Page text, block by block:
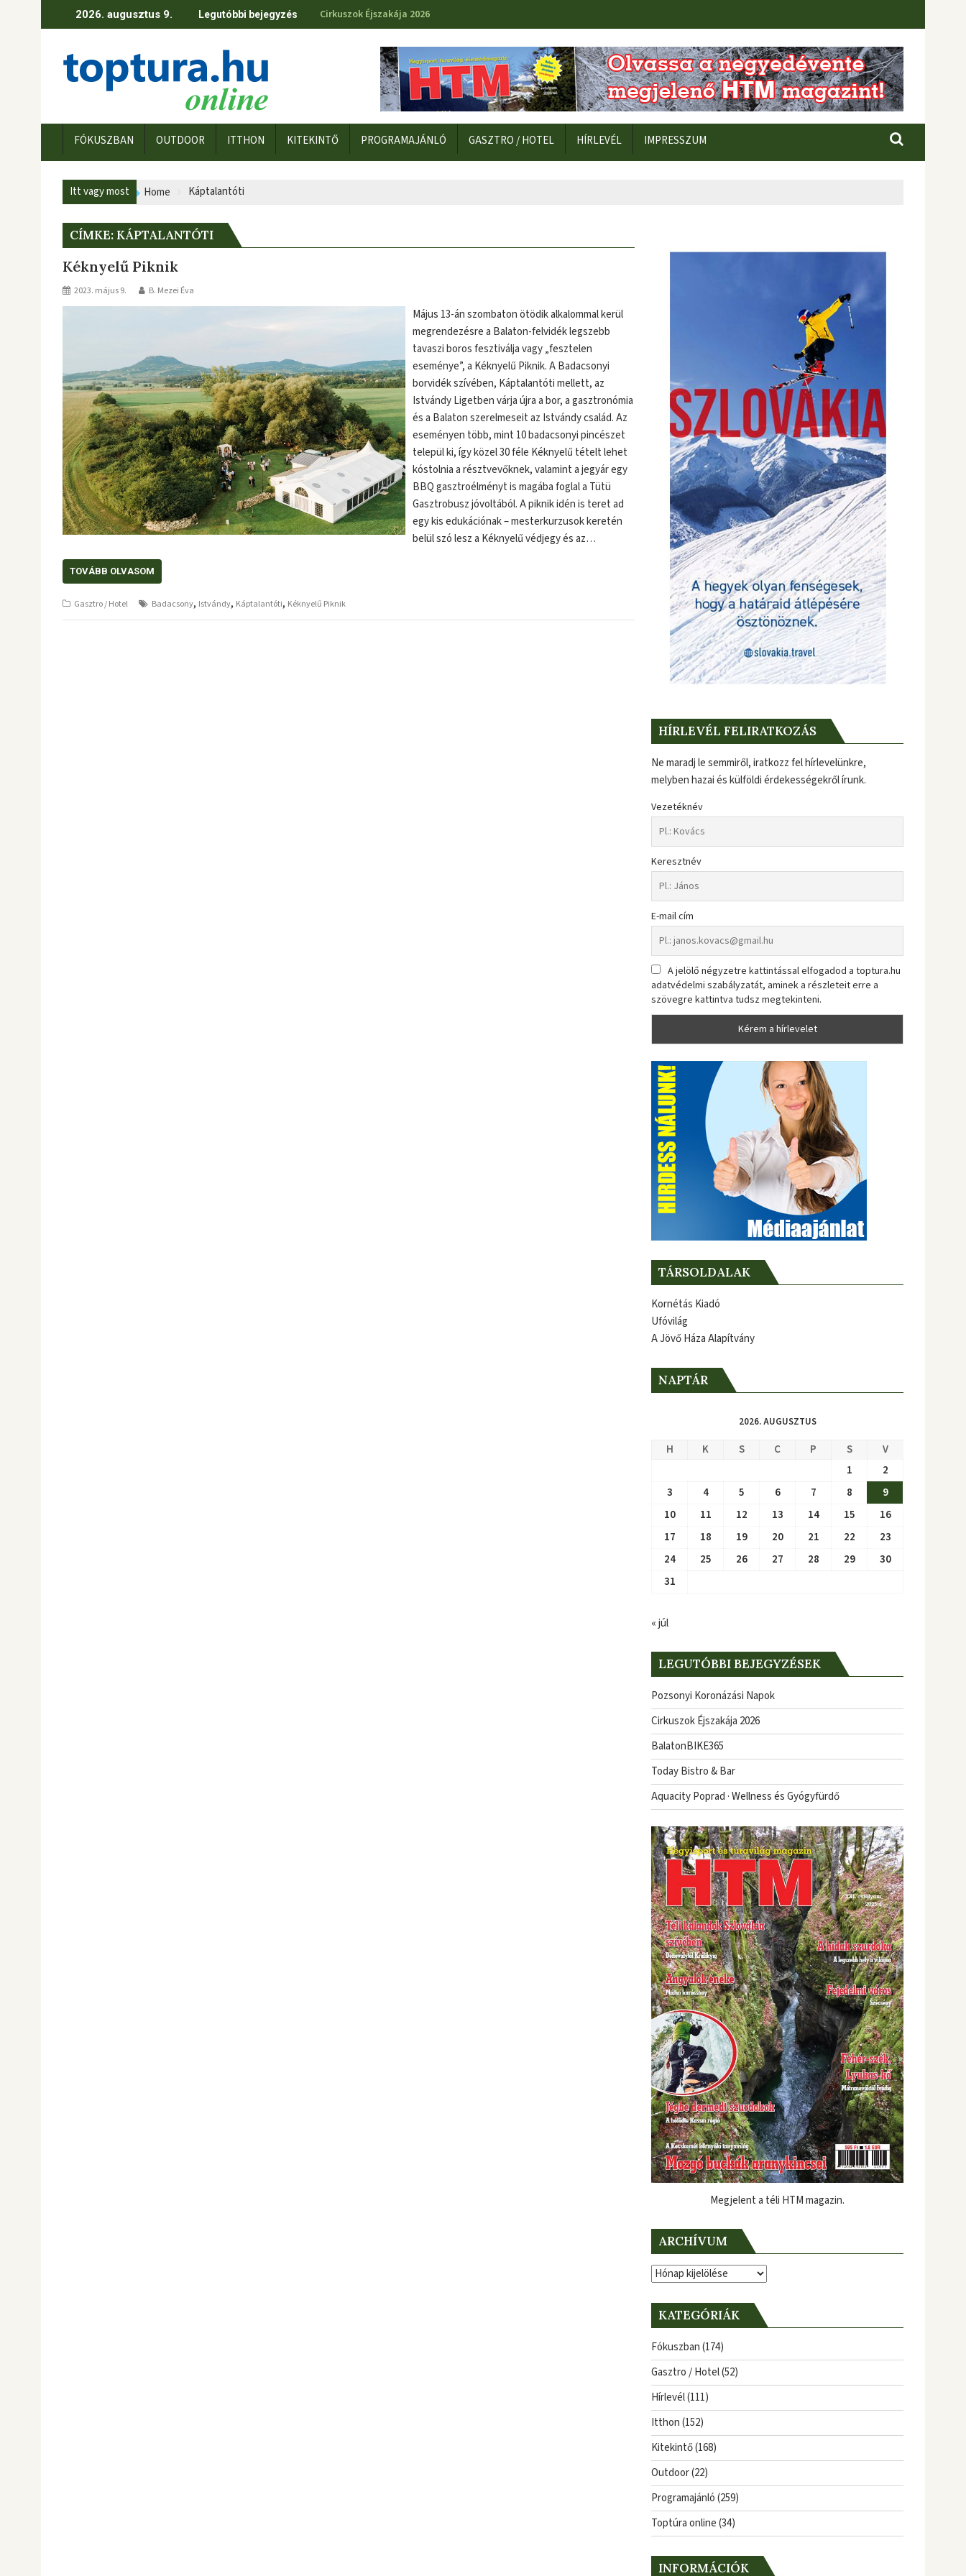
2026. augusztus 9. Legutóbbi bejegyzés Cirkuszok Éjszakája 2026
FÓKUSZBAN OUTDOOR ITTHON KITEKINTŐ PROGRAMAJÁNLÓ GASZTRO / HOTEL HÍRLEVÉL IMPRESSZUM
Itt vagy most Home Káptalantóti
CÍMKE: KÁPTALANTÓTI
Kéknyelű Piknik
2023. május 9. B. Mezei Éva
Május 13-án szombaton ötödik alkalommal kerül
megrendezésre a Balaton-felvidék legszebb
tavaszi boros fesztiválja vagy „fesztelen
eseménye”, a Kéknyelű Piknik. A Badacsonyi
borvidék szívében, Káptalantóti mellett, az
Istvándy Ligetben várja újra a bor, a gasztronómia
és a Balaton szerelmeseit az Istvándy család. Az
eseményen több, mint 10 badacsonyi pincészet
települ ki, így közel 30 féle Kéknyelű tételt lehet
kóstolnia a résztvevőknek, valamint a jegyár egy
BBQ gasztroélményt is magába foglal a Tütü
Gasztrobusz jóvoltából. A piknik idén is teret ad
egy kis edukációnak – mesterkurzusok keretén
belül szó lesz a Kéknyelű védjegy és az…
TOVÁBB OLVASOM
Gasztro / Hotel Badacsony, Istvándy, Káptalantóti, Kéknyelű Piknik
HÍRLEVÉL FELIRATKOZÁS
Ne maradj le semmiről, iratkozz fel hírlevelünkre,
melyben hazai és külföldi érdekességekről írunk.
Vezetéknév
Keresztnév
E-mail cím
A jelölő négyzetre kattintással elfogadod a toptura.hu
adatvédelmi szabályzatát, aminek a részleteit erre a
szövegre kattintva tudsz megtekinteni.
TÁRSOLDALAK
Kornétás Kiadó
Ufóvilág
A Jövő Háza Alapítvány
NAPTÁR
2026. AUGUSZTUS
H K S C P S
V
1
2
3
4 5 6 7 8
9
10
11 12 13 14 15
16
17
18 19 20 21 22
23
24
25 26 27 28 29
30
31
« júl
LEGUTÓBBI BEJEGYZÉSEK
Pozsonyi Koronázási Napok
Cirkuszok Éjszakája 2026
BalatonBIKE365
Today Bistro & Bar
Aquacity Poprad · Wellness és Gyógyfürdő
Megjelent a téli HTM magazin.
ARCHÍVUM
Archívum
KATEGÓRIÁK
Fókuszban(174)
Gasztro / Hotel(52)
Hírlevél(111)
Itthon(152)
Kitekintő(168)
Outdoor(22)
Programajánló(259)
Toptúra online(34)
INFORMÁCIÓK